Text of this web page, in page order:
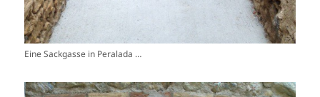
Eine Sackgasse in Peralada …